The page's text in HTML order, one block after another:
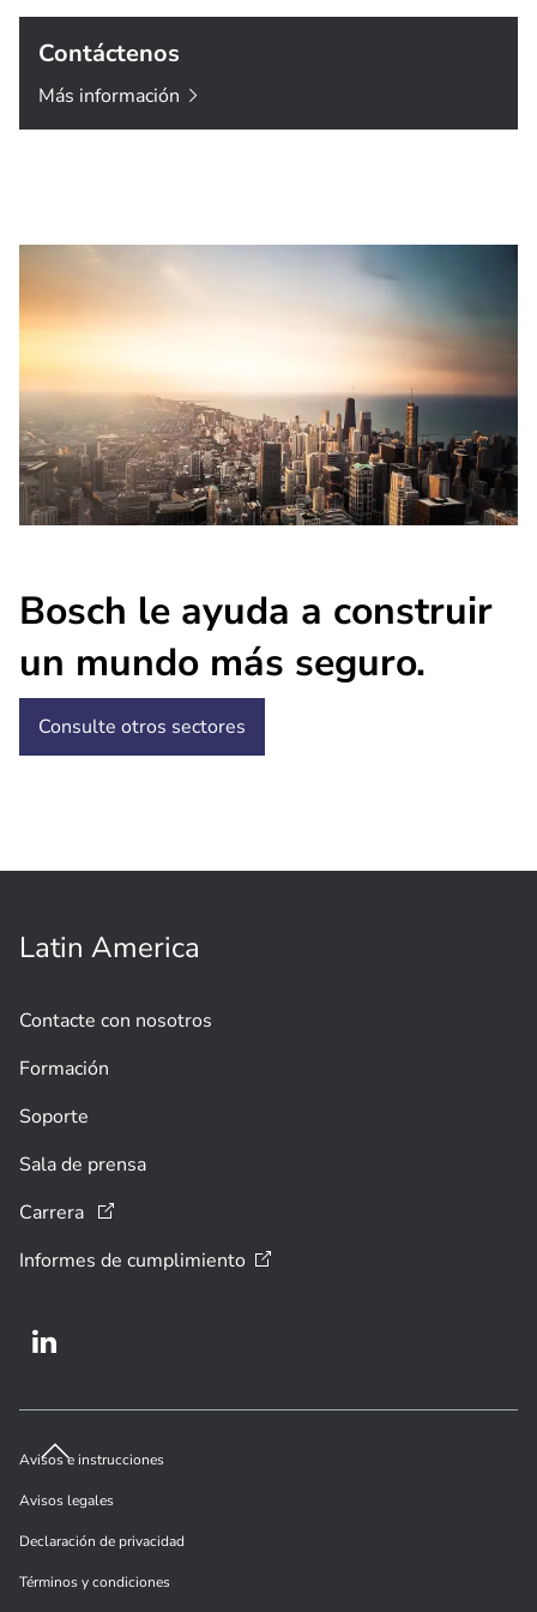
Contáctenos
Más información
Bosch le ayuda a construir
un mundo más seguro.
Consulte otros sectores
Latin America
Contacte con nosotros
Formación
Soporte
Sala de prensa
Carrera
Informes de cumplimiento
Avisos e instrucciones
Avisos legales
Declaración de privacidad
Términos y condiciones